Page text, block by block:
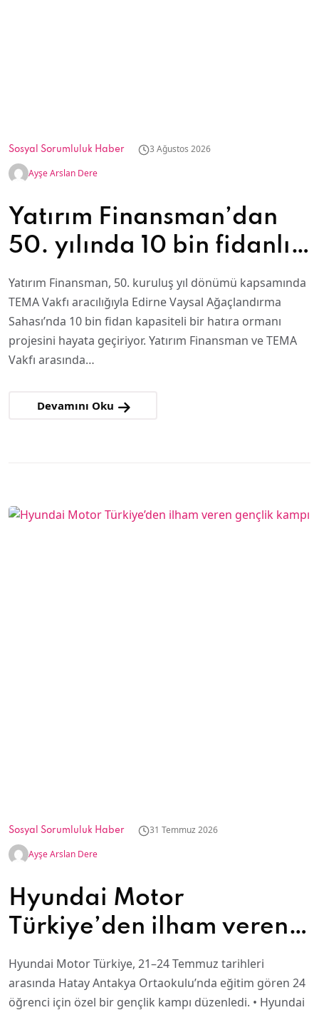
Sosyal Sorumluluk Haber
3 Ağustos 2026
Ayşe Arslan Dere
Yatırım Finansman’dan
50. yılında 10 bin fidanlık
hatıra ormanı
Yatırım Finansman, 50. kuruluş yıl dönümü kapsamında
TEMA Vakfı aracılığıyla Edirne Vaysal Ağaçlandırma
Sahası’nda 10 bin fidan kapasiteli bir hatıra ormanı
projesini hayata geçiriyor. Yatırım Finansman ve TEMA
Vakfı arasında…
Devamını Oku
Sosyal Sorumluluk Haber
31 Temmuz 2026
Ayşe Arslan Dere
Hyundai Motor
Türkiye’den ilham veren
gençlik kampı
Hyundai Motor Türkiye, 21–24 Temmuz tarihleri
arasında Hatay Antakya Ortaokulu’nda eğitim gören 24
öğrenci için özel bir gençlik kampı düzenledi. • Hyundai